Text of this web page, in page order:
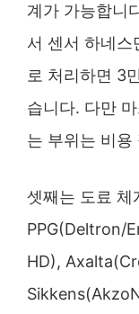
계가 가능합니
서 센서 하네스
로 처리하면 3
습니다. 다만
는 부위는 비용
셋째는 도료 체
PPG(Deltron/
HD),